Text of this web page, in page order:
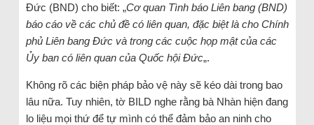
Đức (BND) cho biết: „Cơ quan Tình báo Liên bang (BND)
báo cáo về các chủ đề có liên quan, đặc biệt là cho Chính
phủ Liên bang Đức và trong các cuộc họp mật của các
Ủy ban có liên quan của Quốc hội Đức„.
Không rõ các biện pháp bảo vệ này sẽ kéo dài trong bao
lâu nữa. Tuy nhiên, tờ BILD nghe rằng bà Nhàn hiện đang
lo liệu mọi thứ để tự mình có thể đảm bảo an ninh cho